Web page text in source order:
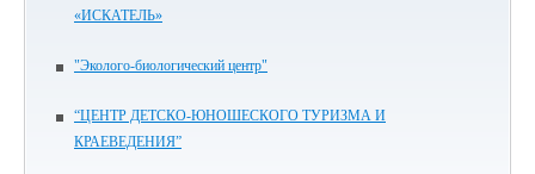
«ИСКАТЕЛЬ»
"Эколого-биологический центр"
“ЦЕНТР ДЕТСКО-ЮНОШЕСКОГО ТУРИЗМА И
КРАЕВЕДЕНИЯ”